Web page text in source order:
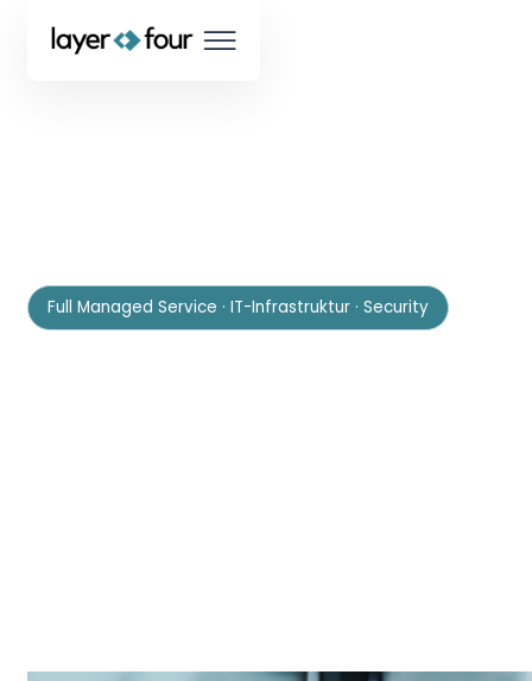
Full Managed Service · IT-Infrastruktur · Security